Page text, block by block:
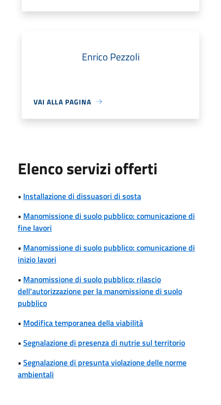
Enrico Pezzoli
VAI ALLA PAGINA
Elenco servizi offerti
• Installazione di dissuasori di sosta
• Manomissione di suolo pubblico: comunicazione di
fine lavori
• Manomissione di suolo pubblico: comunicazione di
inizio lavori
• Manomissione di suolo pubblico: rilascio
dell'autorizzazione per la manomissione di suolo
pubblico
• Modifica temporanea della viabilità
• Segnalazione di presenza di nutrie sul territorio
• Segnalazione di presunta violazione delle norme
ambientali